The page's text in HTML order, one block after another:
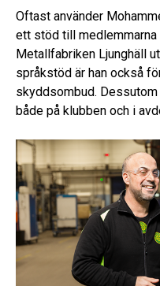
Oftast använder
ett stöd till
Metallfabriken Ljunghäll
språkstöd är han också
skyddsombud.
både på klubben och i